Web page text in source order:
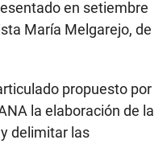
en setiembre
María Melgarejo, de
propuesto por
la elaboración de la
delimitar las